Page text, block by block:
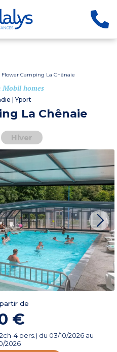
Flower Camping La Chênaie
Mobil homes
| Yport
La Chênaie
Hiver
de
€
4 pers.) du 03/10/2026 au
2026